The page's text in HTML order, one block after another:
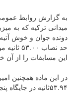
به گزارش روابط
میدانی ترکیه که به
حد نصاب
این مسابقات را از آن
در این ماده همچنین
۵۳.۹۴ثانیه در جایگاه پنجم قرار گرفت.